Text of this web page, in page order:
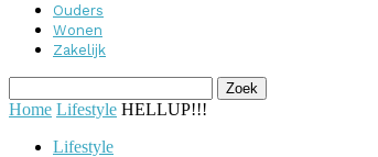
Ouders
Wonen
Zakelijk
Home Lifestyle HELLUP!!!
Lifestyle